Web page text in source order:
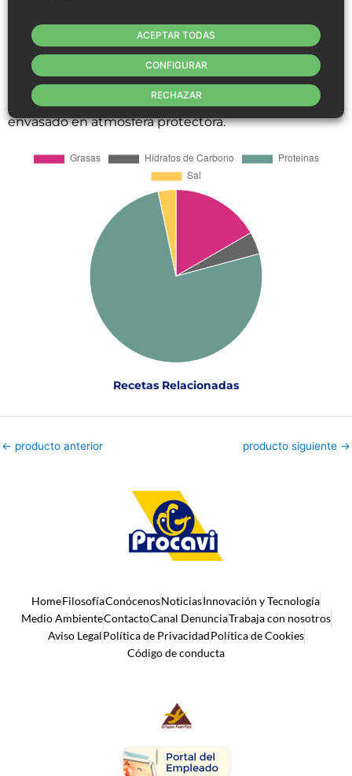
0,80 g.
Información del envase:
Peso aprox. 500-600g. Bandeja transparente,
envasado en atmósfera protectora.
Recetas Relacionadas
← producto anterior producto siguiente →
HomeFilosofíaConócenosNoticiasInnovación y Tecnología
Medio AmbienteContactoCanal DenunciaTrabaja con nosotros
Aviso LegalPolítica de PrivacidadPolítica de Cookies
Código de conducta
ACEPTAR TODAS
RECHAZAR
CONFIGURAR